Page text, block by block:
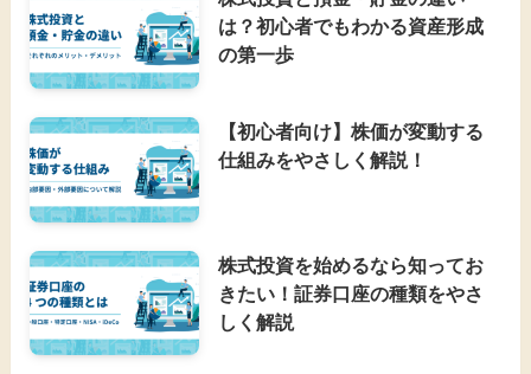
は？初心者でもわかる資産形成
の第一歩
【初心者向け】株価が変動する
仕組みをやさしく解説！
株式投資を始めるなら知ってお
きたい！証券口座の種類をやさ
しく解説